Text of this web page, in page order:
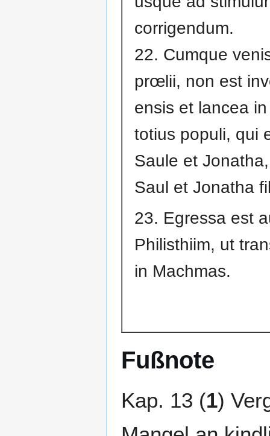
corrigendum.
22. Cumque
prœlii, non est
ensis et lancea
totius populi, qui
Saule et
Saul et Jonatha
23. Egressa est
Philisthiim, ut
in Machmas.
Fußnote
Kap. 13 (1)